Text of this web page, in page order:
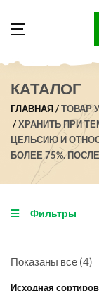
КАТАЛОГ
ГЛАВНАЯ
ТОВАР
ХРАНИТЬ ПРИ
ЦЕЛЬСИЮ И
БОЛЕЕ 75%.
Фильтры
Показаны все (4)